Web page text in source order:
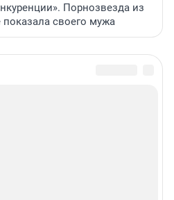
Порнозвезда из
показала своего мужа